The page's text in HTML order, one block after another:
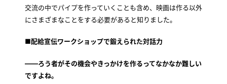
交流の中でパイプを作っていくことも含め、映画は作る以外
にさまざまなことをする必要があると知りました。
■配給宣伝ワークショップで鍛えられた対話力
――ろう者がその機会やきっかけを作るってなかなか難しい
ですよね。